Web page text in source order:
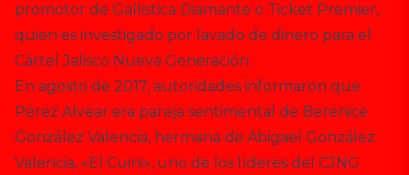
promotor de Gallistica Diamante o Ticket Premier,
quien es investigado por lavado de dinero para el
Cártel Jalisco Nueva Generación.
En agosto de 2017, autoridades informaron que
Pérez Alvear era pareja sentimental de Berenice
González Valencia, hermana de Abigael González
Valencia, «El Cuini», uno de los líderes del CJNG